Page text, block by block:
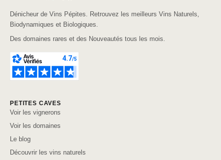
Dénicheur de Vins Pépites. Retrouvez les meilleurs Vins Naturels,
Biodynamiques et Biologiques.
Des domaines rares et des Nouveautés tous les mois.
PETITES CAVES
Voir les vignerons
Voir les domaines
Le blog
Découvrir les vins naturels